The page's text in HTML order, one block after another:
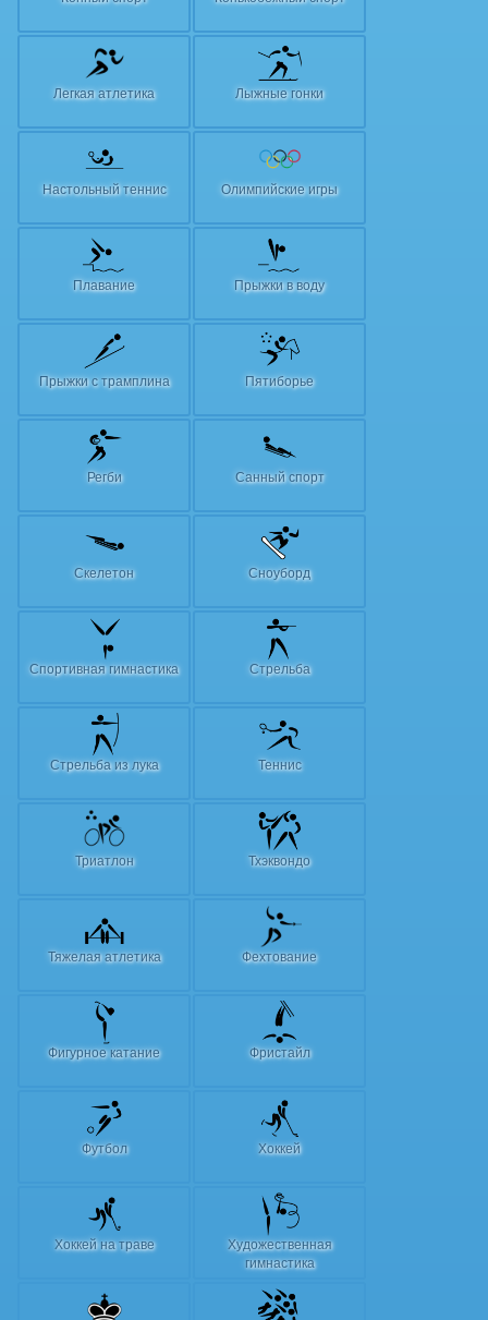
Легкая атлетика Лыжные гонки
Настольный теннис Олимпийские игры
Плавание Прыжки в воду
Прыжки с трамплина Пятиборье
Регби Санный спорт
Скелетон Сноуборд
Спортивная гимнастика Стрельба
Стрельба из лука Теннис
Триатлон Тхэквондо
Тяжелая атлетика Фехтование
Фигурное катание Фристайл
Футбол Хоккей
Хоккей на траве
Художественная
гимнастика